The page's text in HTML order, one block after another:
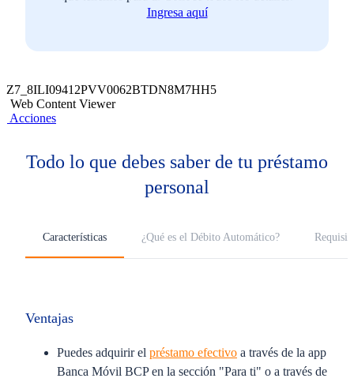
Ingresa aquí
Z7_8ILI09412PVV0062BTDN8M7HH5
Web Content Viewer
Acciones
Todo lo que debes saber de tu préstamo
personal
Características ¿Qué es el Débito Automático?
Ventajas
Puedes adquirir el préstamo efectivo a través de la app
Banca Móvil BCP en la sección "Para ti" o a través de